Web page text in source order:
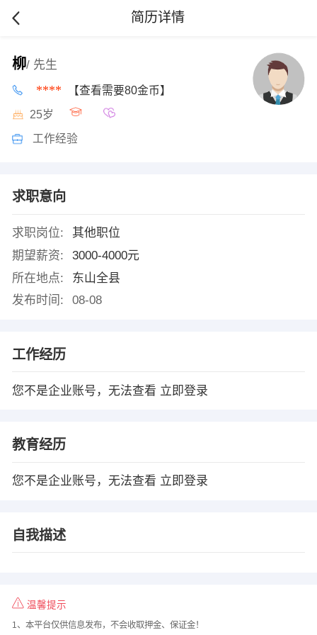
简历详情
柳/ 先生
**** 【查看需要80金币】
25岁
工作经验
求职意向
求职岗位:
其他职位
期望薪资:
3000-4000元
所在地点:
东山全县
发布时间:
08-08
工作经历
您不是企业账号，无法查看 立即登录
教育经历
您不是企业账号，无法查看 立即登录
自我描述
温馨提示
1、本平台仅供信息发布，不会收取押金、保证金！